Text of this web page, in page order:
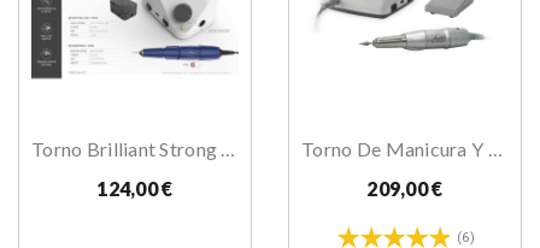
Torno Brilliant Strong B350
124,00 €
Torno De Manicura Y Pedicura 30.000 Rpm Camo
209,00 €
(6)